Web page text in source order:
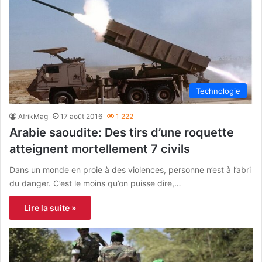
Technologie
AfrikMag 17 août 2016 1 222
Arabie saoudite: Des tirs d’une roquette
atteignent mortellement 7 civils
Dans un monde en proie à des violences, personne n’est à l’abri
du danger. C’est le moins qu’on puisse dire,…
Lire la suite »